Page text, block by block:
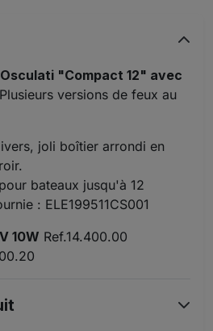
"Compact 12" avec
Plusieurs versions de feux au
joli boîtier arrondi en
bateaux jusqu'à 12
: ELE199511CS001
10W Ref.14.400.00